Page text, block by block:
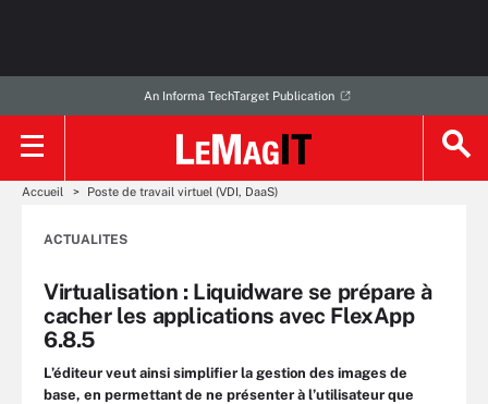
An Informa TechTarget Publication
Accueil Poste de travail virtuel (VDI, DaaS)
ACTUALITES
Virtualisation : Liquidware se prépare à
cacher les applications avec FlexApp
6.8.5
L’éditeur veut ainsi simplifier la gestion des images de
base, en permettant de ne présenter à l’utilisateur que